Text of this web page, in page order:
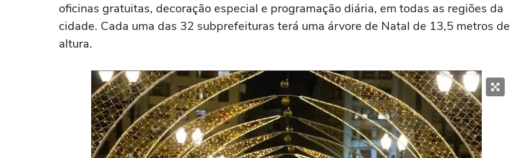
oficinas gratuitas, decoração especial e programação diária, em todas as regiões da
cidade. Cada uma das 32 subprefeituras terá uma árvore de Natal de 13,5 metros de
altura.